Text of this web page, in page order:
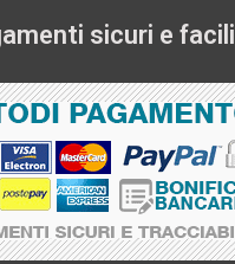
sicuri e facili